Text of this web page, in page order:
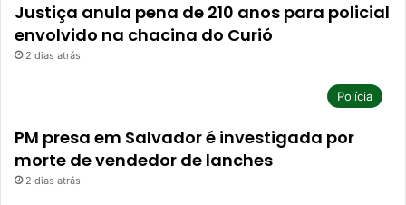
Justiça anula pena de 210 anos para policial
envolvido na chacina do Curió
2 dias atrás
Polícia
PM presa em Salvador é investigada por
morte de vendedor de lanches
2 dias atrás